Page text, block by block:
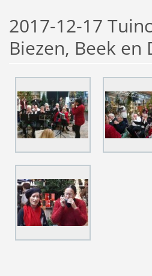
2017-12-17
Biezen, Beek en